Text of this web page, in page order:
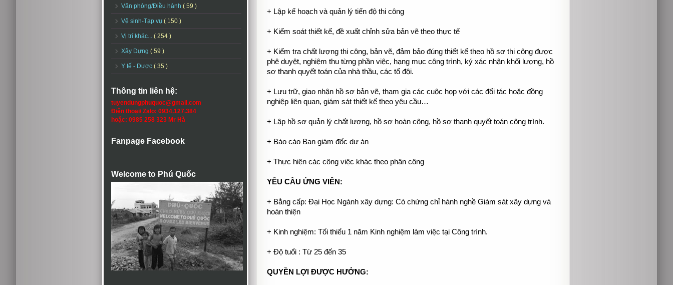
Văn phòng/Điều hành ( 59 )
Vệ sinh-Tạp vụ ( 150 )
Vị trí khác... ( 254 )
Xây Dựng ( 59 )
Y tế - Dược ( 35 )
Thông tin liên hệ:
tuyendungphuquoc@gmail.com
Điện thoại/ Zalo: 0934.127.384
hoặc: 0985 258 323 Mr Hà
Fanpage Facebook
Welcome to Phú Quốc
+ Lập kế hoạch và quản lý tiến độ thi công
+ Kiểm soát thiết kế, đề xuất chỉnh sửa bản vẽ theo thực tế
+ Kiểm tra chất lượng thi công, bản vẽ, đảm bảo đúng thiết kế theo hồ sơ thi công được
phê duyệt, nghiệm thu từng phần việc, hạng mục công trình, ký xác nhận khối lượng, hồ
sơ thanh quyết toán của nhà thầu, các tổ đội.
+ Lưu trữ, giao nhận hồ sơ bản vẽ, tham gia các cuộc họp với các đối tác hoặc đồng
nghiệp liên quan, giám sát thiết kế theo yêu cầu…
+ Lập hồ sơ quản lý chất lượng, hồ sơ hoàn công, hồ sơ thanh quyết toán công trình.
+ Báo cáo Ban giám đốc dự án
+ Thực hiện các công việc khác theo phân công
YÊU CẦU ỨNG VIÊN:
+ Bằng cấp: Đại Học Ngành xây dựng: Có chứng chỉ hành nghề Giám sát xây dựng và
hoàn thiện
+ Kinh nghiệm: Tối thiểu 1 năm Kinh nghiệm làm việc tại Công trình.
+ Độ tuổi : Từ 25 đến 35
QUYỀN LỢI ĐƯỢC HƯỞNG: